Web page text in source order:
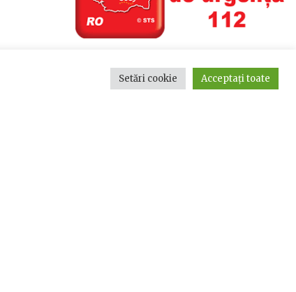
Setări cookie Acceptați toate